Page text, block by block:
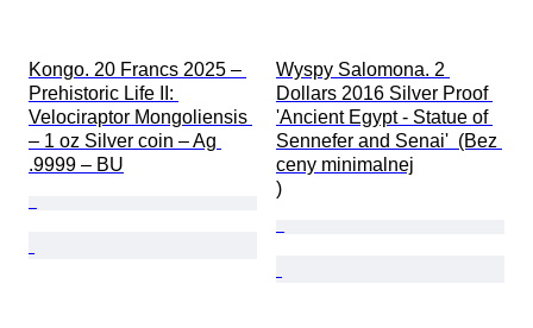
Kongo. 20 Francs 2025 –
Prehistoric Life II:
Velociraptor Mongoliensis
– 1 oz Silver coin – Ag
.9999 – BU
Wyspy Salomona. 2
Dollars 2016 Silver Proof
'Ancient Egypt - Statue of
Sennefer and Senai'  (Bez
ceny minimalnej
)